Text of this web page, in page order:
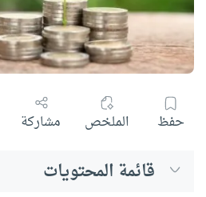
حفظ الملخص مشاركة
قائمة المحتويات